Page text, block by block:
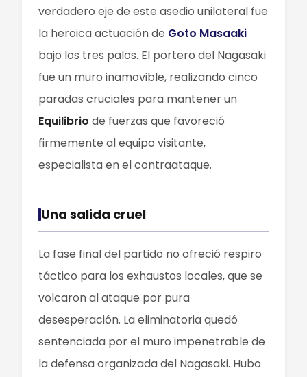
verdadero eje de este asedio unilateral fue
la heroica actuación de Goto Masaaki
bajo los tres palos. El portero del Nagasaki
fue un muro inamovible, realizando cinco
paradas cruciales para mantener un
Equilibrio de fuerzas que favoreció
firmemente al equipo visitante,
especialista en el contraataque.
Una salida cruel
La fase final del partido no ofreció respiro
táctico para los exhaustos locales, que se
volcaron al ataque por pura
desesperación. La eliminatoria quedó
sentenciada por el muro impenetrable de
la defensa organizada del Nagasaki. Hubo